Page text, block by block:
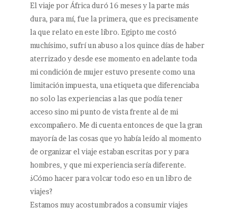
El viaje por África duró 16 meses y la parte más
dura, para mí, fue la primera, que es precisamente
la que relato en este libro. Egipto me costó
muchísimo, sufrí un abuso a los quince días de haber
aterrizado y desde ese momento en adelante toda
mi condición de mujer estuvo presente como una
limitación impuesta, una etiqueta que diferenciaba
no solo las experiencias a las que podía tener
acceso sino mi punto de vista frente al de mi
excompañero. Me di cuenta entonces de que la gran
mayoría de las cosas que yo había leído al momento
de organizar el viaje estaban escritas por y para
hombres, y que mi experiencia sería diferente.
¿Cómo hacer para volcar todo eso en un libro de
viajes?
Estamos muy acostumbrados a consumir viajes